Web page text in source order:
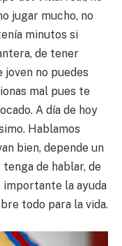
jugar mucho, no
minutos si
de tener
joven no puedes
mal pues te
A día de hoy
Hablamos
bien, depende un
de hablar, de
importante la ayuda
todo para la vida.